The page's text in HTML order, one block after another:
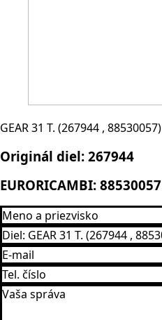
GEAR 31 T. (267944 , 88530057)
Originál diel: 267944
EURORICAMBI: 88530057